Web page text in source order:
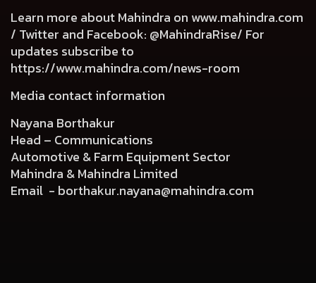
Learn more about Mahindra on www.mahindra.com
/ Twitter and Facebook: @MahindraRise/ For
updates subscribe to
https://www.mahindra.com/news-room
Media contact information
Nayana Borthakur
Head – Communications
Automotive & Farm Equipment Sector
Mahindra & Mahindra Limited
Email - borthakur.nayana@mahindra.com